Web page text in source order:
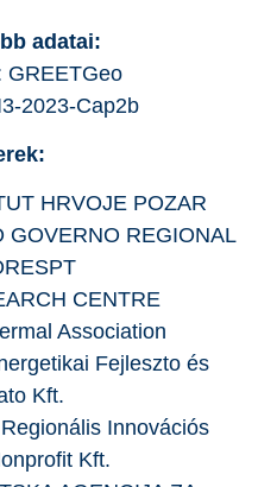
adatai:
GREETGeo
2023-Cap2b
HRVOJE POZAR
GOVERNO REGIONAL
CENTRE
Association
Fejleszto és
Kft.
Innovációs
Kft.